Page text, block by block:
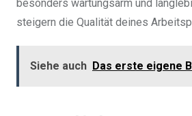
besonders wartungsarm und
steigern die Qualität deines
Siehe auch Das erste eigene